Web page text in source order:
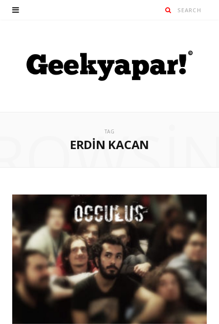
TAG
ERDIN KACAN